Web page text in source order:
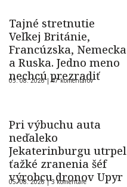
Tajné stretnutie
Veľkej Británie,
Francúzska, Nemecka
a Ruska. Jedno meno
nechcú prezradiť
05. 08. 2026 |47 komentárov
Pri výbuchu auta
neďaleko
Jekaterinburgu utrpel
ťažké zranenia šéf
výrobcu dronov Upyr
05. 08. 2026 |3 komentáre